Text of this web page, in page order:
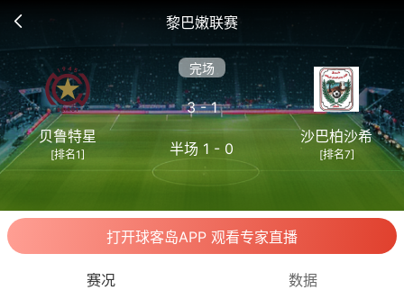
黎巴嫩联赛
贝鲁特星
[排名1]
完场
3 - 1
半场 1 - 0
沙巴柏沙希
[排名7]
打开球客岛APP 观看专家直播
赛况 数据